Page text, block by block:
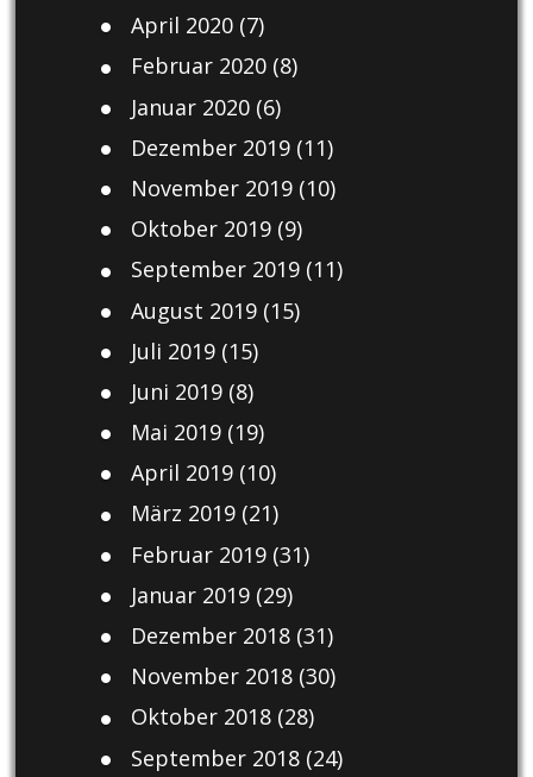
April 2020(7)
Februar 2020(8)
Januar 2020(6)
Dezember 2019(11)
November 2019(10)
Oktober 2019(9)
September 2019(11)
August 2019(15)
Juli 2019(15)
Juni 2019(8)
Mai 2019(19)
April 2019(10)
März 2019(21)
Februar 2019(31)
Januar 2019(29)
Dezember 2018(31)
November 2018(30)
Oktober 2018(28)
September 2018(24)